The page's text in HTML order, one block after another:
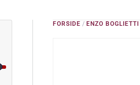
FORSIDE / ENZO BOGLIETTI